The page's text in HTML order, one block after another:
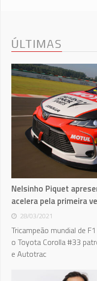
ÚLTIMAS
Nelsinho Piquet
acelera pela primeira
28/03/2021
Tricampeão mundial de
o Toyota Corolla #33
e Autotrac